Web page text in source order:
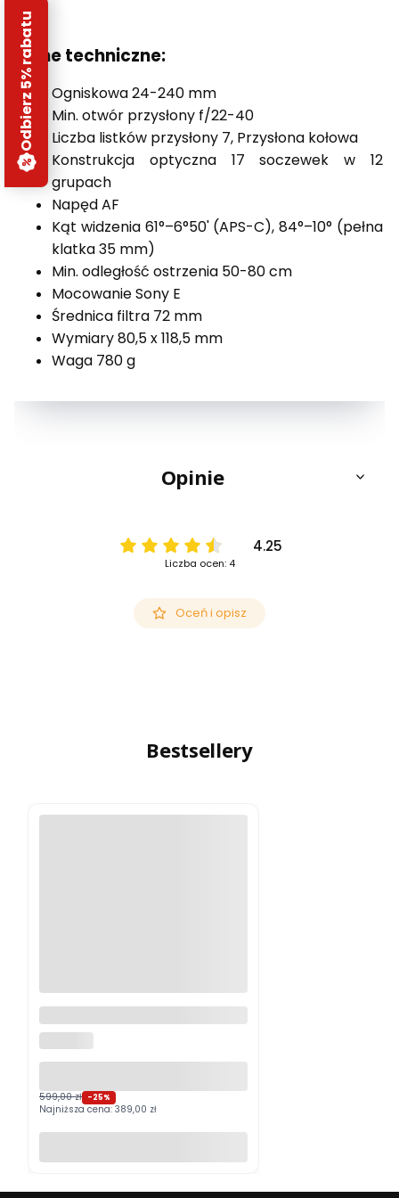
Dane techniczne:
Ogniskowa 24-240 mm
Min. otwór przysłony f/22-40
Liczba listków przysłony 7, Przysłona kołowa
Konstrukcja optyczna 17 soczewek w 12
grupach
Napęd AF
Kąt widzenia 61°–6°50' (APS-C), 84°–10° (pełna
klatka 35 mm)
Min. odległość ostrzenia 50-80 cm
Mocowanie Sony E
Średnica filtra 72 mm
Wymiary 80,5 x 118,5 mm
Waga 780 g
Opinie
4.25
Liczba ocen: 4
Oceń i opisz
Bestsellery
Grafitowy PROMOCJA
599,00 zł -25%
Najniższa cena: 389,00 zł
Odbierz 5% rabatu